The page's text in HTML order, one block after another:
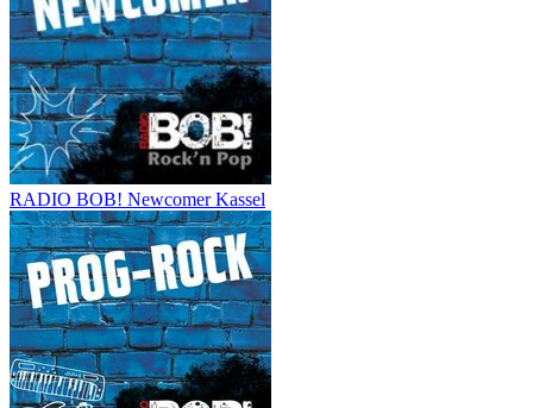
RADIO BOB! Newcomer Kassel